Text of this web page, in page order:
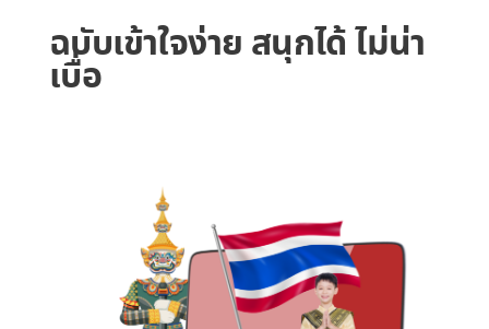
ฉบับเข้าใจง่าย สนุกได้ ไม่น่า
เบื่อ